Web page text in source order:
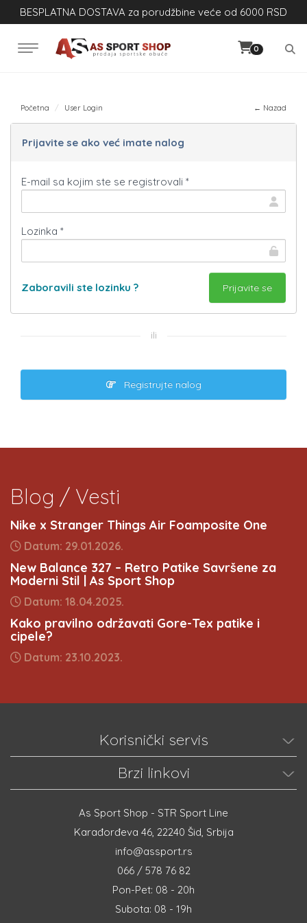
BESPLATNA DOSTAVA za porudžbine veće od 6000 RSD
0
Početna User Login ← Nazad
Prijavite se ako već imate nalog
E-mail sa kojim ste se registrovali *
Lozinka *
Zaboravili ste lozinku ?
ili
Registrujte nalog
Blog / Vesti
Nike x Stranger Things Air Foamposite One
Datum: 29.01.2026.
New Balance 327 – Retro Patike Savršene za
Moderni Stil | As Sport Shop
Datum: 18.04.2025.
Kako pravilno održavati Gore-Tex patike i
cipele?
Datum: 23.10.2023.
Korisnički servis
Brzi linkovi
As Sport Shop - STR Sport Line
Karađorđeva 46, 22240 Šid, Srbija
info@assport.rs
066 / 578 76 82
Pon-Pet: 08 - 20h
Subota: 08 - 19h